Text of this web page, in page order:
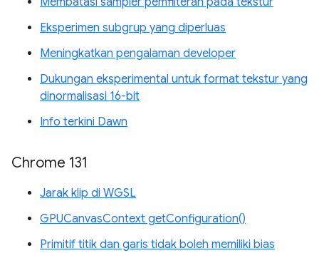
Eksperimen subgrup yang diperluas
Meningkatkan pengalaman developer
Dukungan eksperimental untuk format tekstur yang
dinormalisasi 16-bit
Info terkini Dawn
Chrome 131
Jarak klip di WGSL
GPUCanvasContext getConfiguration()
Primitif titik dan garis tidak boleh memiliki bias